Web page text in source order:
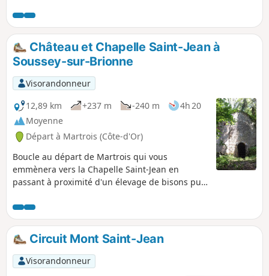
Château et Chapelle Saint-Jean à
Soussey-sur-Brionne
Visorandonneur
12,89 km
+237 m -240 m
4h 20
Moyenne
Départ à Martrois (Côte-d'Or)
Boucle au départ de Martrois qui vous
emmènera vers la Chapelle Saint-Jean en
passant à proximité d'un élevage de bisons puis
Circuit Mont Saint-Jean
Visorandonneur